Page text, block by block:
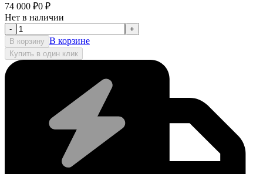
74 000 ₽0 ₽
Нет в наличии
-
+
В корзину В корзине
Купить в один клик